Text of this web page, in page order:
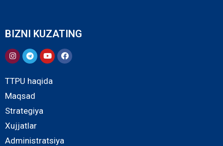
BIZNI KUZATING
TTPU haqida
Maqsad
Strategiya
Xujjatlar
Administratsiya